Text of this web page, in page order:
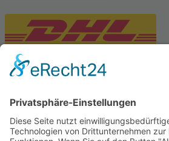
Tekal – Textile Lebensqualität
Exklusive moderne & Orientteppiche